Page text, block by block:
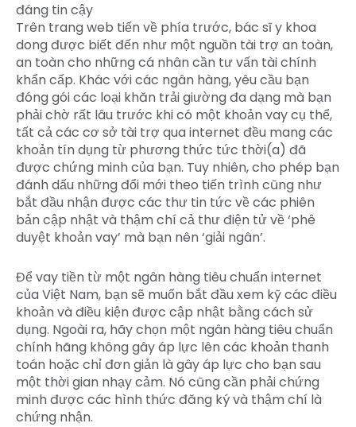
đáng tin cậy
Trên trang web tiến về phía trước, bác sĩ y khoa
dong được biết đến như một nguồn tài trợ an toàn,
an toàn cho những cá nhân cần tư vấn tài chính
khẩn cấp. Khác với các ngân hàng, yêu cầu bạn
đóng gói các loại khăn trải giường đa dạng mà bạn
phải chờ rất lâu trước khi có một khoản vay cụ thể,
tất cả các cơ sở tài trợ qua internet đều mang các
khoản tín dụng từ phương thức tức thời(a) đã
được chứng minh của bạn. Tuy nhiên, cho phép bạn
đánh dấu những đổi mới theo tiến trình cũng như
bắt đầu nhận được các thư tin tức về các phiên
bản cập nhật và thậm chí cả thư điện tử về ‘phê
duyệt khoản vay’ mà bạn nên ‘giải ngân’.
Để vay tiền từ một ngân hàng tiêu chuẩn internet
của Việt Nam, bạn sẽ muốn bắt đầu xem kỹ các điều
khoản và điều kiện được cập nhật bằng cách sử
dụng. Ngoài ra, hãy chọn một ngân hàng tiêu chuẩn
chính hãng không gây áp lực lên các khoản thanh
toán hoặc chỉ đơn giản là gây áp lực cho bạn sau
một thời gian nhạy cảm. Nó cũng cần phải chứng
minh được các hình thức đăng ký và thậm chí là
chứng nhận.